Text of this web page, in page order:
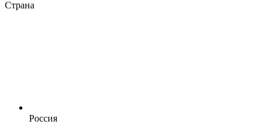
Страна
Россия